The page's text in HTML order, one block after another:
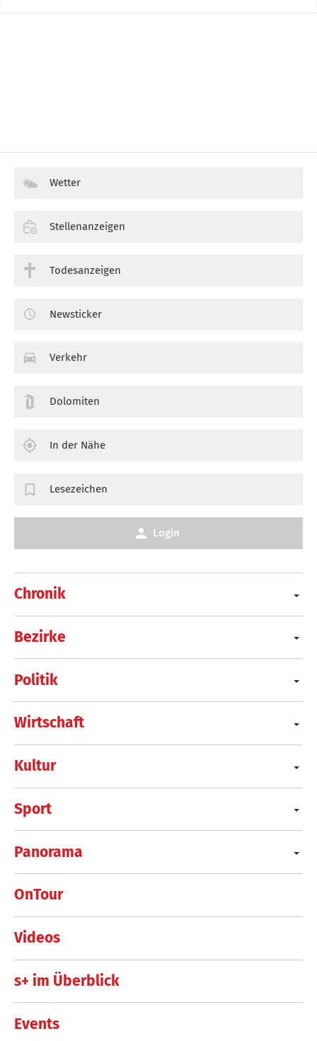
Chronik
Bezirke
Politik
Wirtschaft
Kultur
Sport
Panorama
OnTour
Videos
s+ im Überblick
Events
Wetter
Stellenanzeigen
Todesanzeigen
Newsticker
Verkehr
Dolomiten
In der Nähe
Lesezeichen
Login